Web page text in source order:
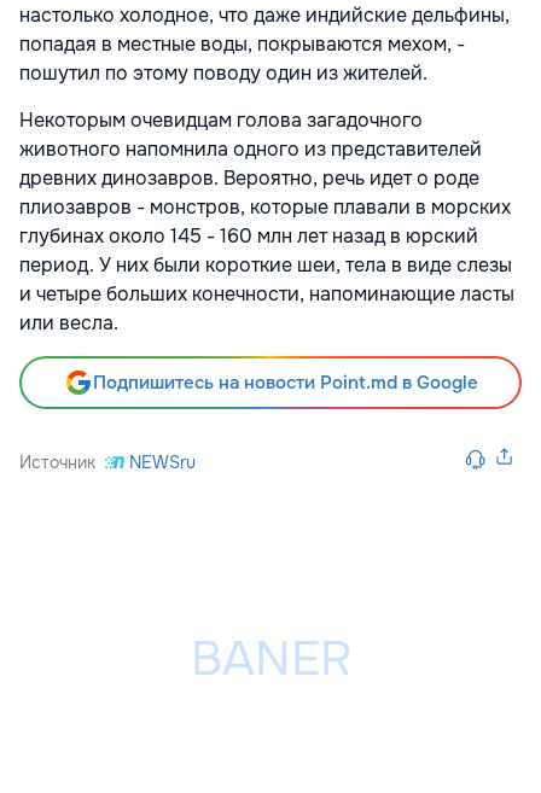
настолько холодное, что даже индийские дельфины,
попадая в местные воды, покрываются мехом, -
пошутил по этому поводу один из жителей.
Некоторым очевидцам голова загадочного
животного напомнила одного из представителей
древних динозавров. Вероятно, речь идет о роде
плиозавров - монстров, которые плавали в морских
глубинах около 145 - 160 млн лет назад в юрский
период. У них были короткие шеи, тела в виде слезы
и четыре больших конечности, напоминающие ласты
или весла.
Подпишитесь на новости Point.md в Google
Источник NEWSru